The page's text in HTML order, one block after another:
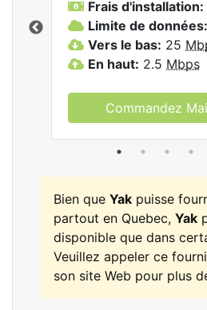
Frais d'installation:
Limite de données:
Vers le bas: 25
En haut: 2.5 Mbps
Commandez
Bien que Yak puisse
partout en Quebec, Yak
disponible que dans
Veuillez appeler ce
son site Web pour plus